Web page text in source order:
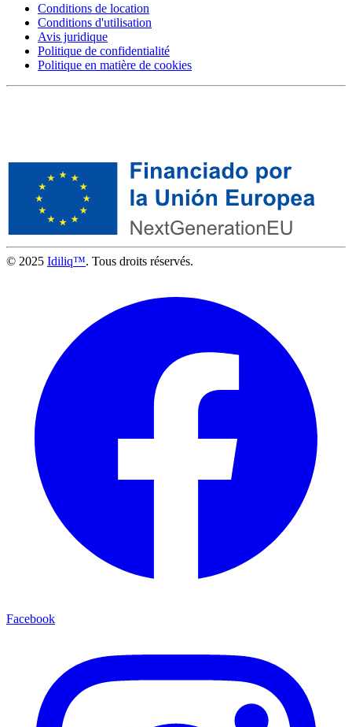
Conditions de location
Conditions d'utilisation
Avis juridique
Politique de confidentialité
Politique en matière de cookies
© 2025 Idiliq™. Tous droits réservés.
Facebook